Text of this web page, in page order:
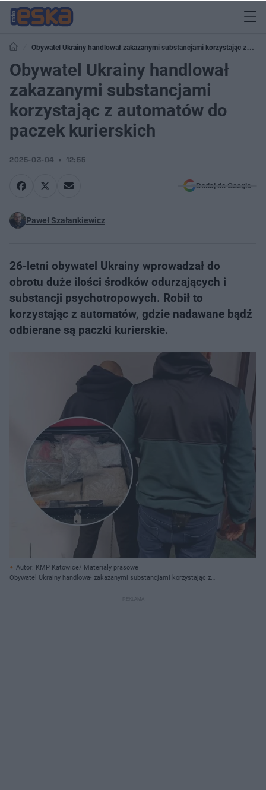
Obywatel Ukrainy handlował zakazanymi substancjami korzystając z
automatów do paczek kurierskich
Obywatel Ukrainy handlował
zakazanymi substancjami
korzystając z automatów do
paczek kurierskich
2025-03-04 12:55
Dodaj do Google
Paweł Szałankiewicz
26-letni obywatel Ukrainy wprowadzał do
obrotu duże ilości środków odurzających i
substancji psychotropowych. Robił to
korzystając z automatów, gdzie nadawane bądź
odbierane są paczki kurierskie.
Autor: KMP Katowice/ Materiały prasowe
Obywatel Ukrainy handlował zakazanymi substancjami korzystając z